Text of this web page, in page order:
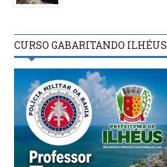
CURSO GABARITANDO ILHÉUS